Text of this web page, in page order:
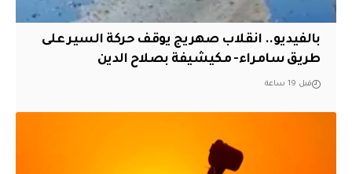
بالفيديو.. انقلاب صهريج يوقف حركة السير على
طريق سامراء- مكيشيفة بصلاح الدين
قبل 19 ساعة